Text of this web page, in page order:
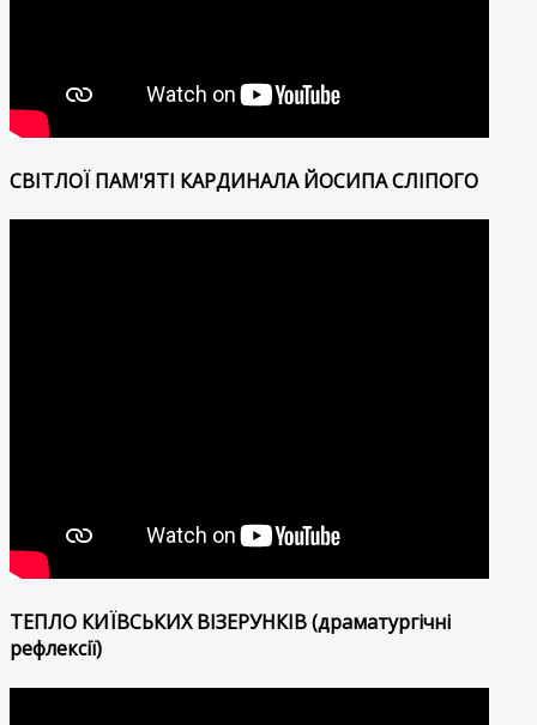
СВІТЛОЇ ПАМ'ЯТІ КАРДИНАЛА ЙОСИПА СЛІПОГО
ТЕПЛО КИЇВСЬКИХ ВІЗЕРУНКІВ (драматургічні
рефлексії)